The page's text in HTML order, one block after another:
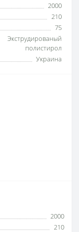
2000
210
75
Экструдированый
полистирол
Украина
2000
210